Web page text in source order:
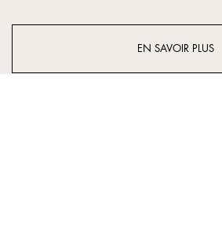
EN SAVOIR PLUS